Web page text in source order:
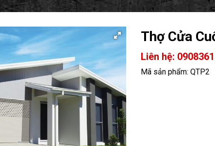
Thợ Cửa
Liên hệ:
Mã sản phẩm: QTP2